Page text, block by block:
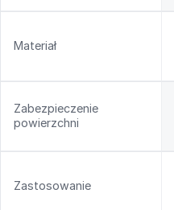
Materiał
Zabezpieczenie
powierzchni
Zastosowanie